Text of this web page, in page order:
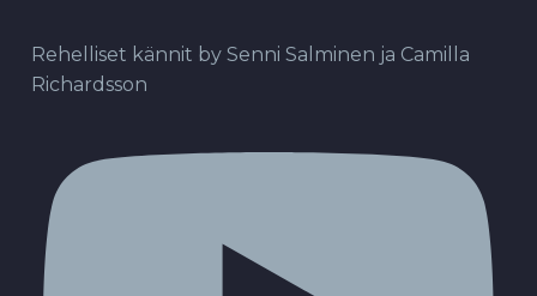
Rehelliset kännit by Senni Salminen ja Camilla
Richardsson